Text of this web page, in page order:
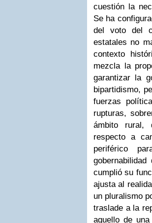
cuestión la
Se ha
del voto del
estatales no
contexto
mezcla la
garantizar la
bipartidismo,
fuerzas
rupturas,
ámbito rural,
respecto a
periférico
cumplió su
ajusta al
un pluralismo
traslade a la
aquello de